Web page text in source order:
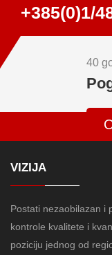
+385(0)1/
40
VIZIJA
Postati nezaobilazan i
kontrole kvalitete i
poziciju jednog od